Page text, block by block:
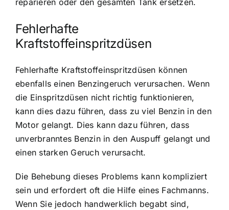
Fehlerhafte
Kraftstoffeinspritzdüsen
Fehlerhafte Kraftstoffeinspritzdüsen können
ebenfalls einen Benzingeruch verursachen. Wenn
die Einspritzdüsen nicht richtig funktionieren,
kann dies dazu führen, dass zu viel Benzin in den
Motor gelangt. Dies kann dazu führen, dass
unverbranntes Benzin in den Auspuff gelangt und
einen starken Geruch verursacht.
Die Behebung dieses Problems kann kompliziert
sein und erfordert oft die Hilfe eines Fachmanns.
Wenn Sie jedoch handwerklich begabt sind,